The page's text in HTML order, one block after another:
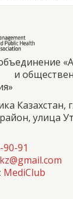
Казахстан,
улица
91
MediClub